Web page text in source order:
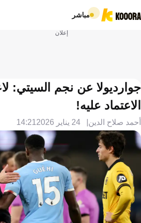
مباشر
إعلان
جوارديولا عن نجم السيتي:
الاعتماد عليه!
أحمد صلاح الدين 24 يناير 2026 14:21